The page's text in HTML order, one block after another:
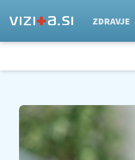
ZDRAVJE